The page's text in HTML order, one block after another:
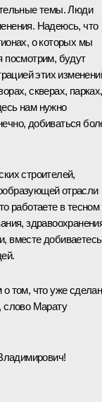
темы. Люди
Надеюсь, что
о которых мы
посмотрим, будут
этих
скверах, парках,
нам нужно
добиваться
строителей,
отрасли
работаете в тесном
вместе добиваетесь
о том, что уже
слово Марату